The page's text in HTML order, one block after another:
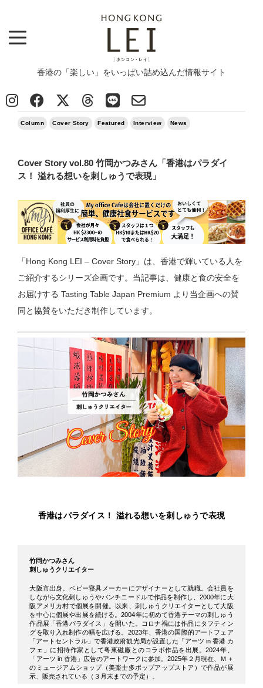
香港の「楽しい」をいっぱい詰め込んだ情報サイト
Column
>
2025/02/20
Column Cover Story Featured Interview News
Cover Story vol.80 竹岡かつみさん「香港はパラダイ
ス！ 溢れる想いを刺しゅうで表現」
「Hong Kong LEI – Cover Story」は、香港で輝いている人を
ご紹介するシリーズ企画です。当記事は、健康と食の安全を
お届けする Tasting Table Japan Premium より当企画への賛
同と協賛をいただき制作しています。
香港はパラダイス！ 溢れる想いを刺しゅうで表現
竹岡かつみさん
刺しゅうクリエイター
大阪市出身。ベビー寝具メーカーにデザイナーとして就職。会社員を
しながら文化刺しゅうやパンチニードルで作品を制作し、2000年に大
阪アメリカ村で個展を開催。以来、刺しゅうクリエイターとして大阪
を中心に個展や出展を続ける。2004年に初めて香港テーマの刺しゅう
作品展「香港パラダイス」を開いた。コロナ禍には作品にタフティン
グを取り入れ制作の幅を広げる。2023年、香港の国際的アートフェア
「アートセントラル」で香港政府観光局が設置した「アーツ in 香港 カ
フェ」に招待作家として粤東磁廠とのコラボ作品を出展。2024年、
「アーツ in 香港」広告のアートワークに参加。2025年２月現在、Ｍ＋
のミュージアムショップ（美楽士多ポップアップストア）で作品が展
示、販売されている（３月末までの予定）。